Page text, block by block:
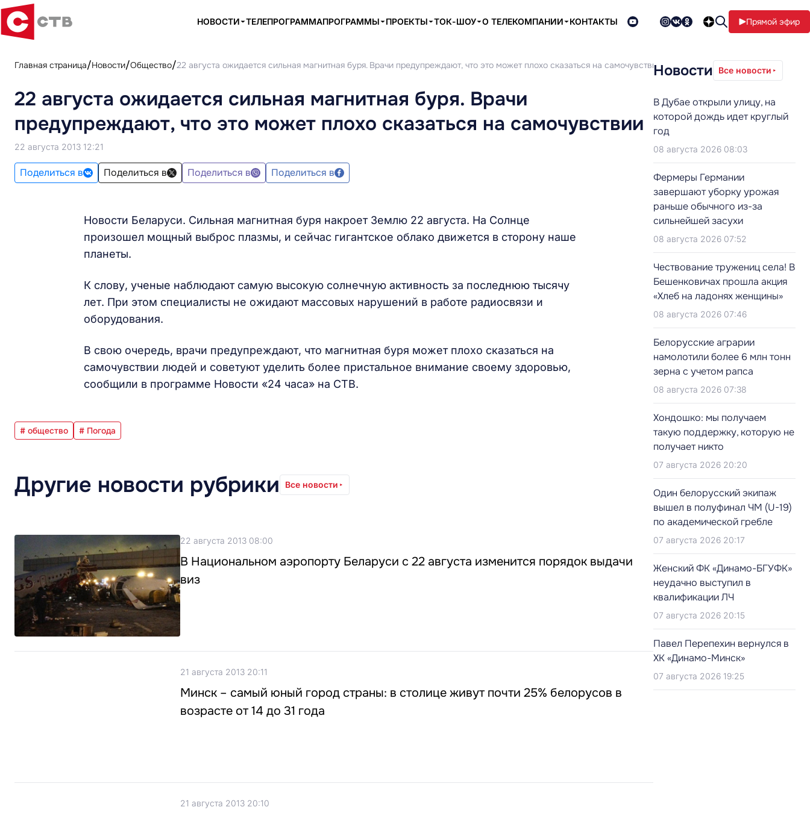
НОВОСТИ ТЕЛЕПРОГРАММАПРОГРАММЫ ПРОЕКТЫ ТОК-ШОУ О ТЕЛЕКОМПАНИИ КОНТАКТЫ Прямой эфир
Главная страница Новости Общество 22 августа ожидается сильная магнитная буря. Врачи предупреждают, что это может плохо сказаться на самочувствии
22 августа ожидается сильная магнитная буря. Врачи
предупреждают, что это может плохо сказаться на самочувствии
22 августа 2013 12:21
Поделиться в Поделиться в Поделиться в Поделиться в
Новости Беларуси. Сильная магнитная буря накроет Землю 22 августа. На Солнце
произошел мощный выброс плазмы, и сейчас гигантское облако движется в сторону наше
планеты.
К слову, ученые наблюдают самую высокую солнечную активность за последнюю тысячу
лет. При этом специалисты не ожидают массовых нарушений в работе радиосвязи и
оборудования.
В свою очередь, врачи предупреждают, что магнитная буря может плохо сказаться на
самочувствии людей и советуют уделить более пристальное внимание своему здоровью,
сообщили в программе Новости «24 часа» на СТВ.
# общество # Погода
Другие новости рубрики Все новости
22 августа 2013 08:00
В Национальном аэропорту Беларуси с 22 августа изменится порядок выдачи
виз
21 августа 2013 20:11
Минск – самый юный город страны: в столице живут почти 25% белорусов в
возрасте от 14 до 31 года
21 августа 2013 20:10
Новости Все новости
В Дубае открыли улицу, на
которой дождь идет круглый
год
08 августа 2026 08:03
Фермеры Германии
завершают уборку урожая
раньше обычного из-за
сильнейшей засухи
08 августа 2026 07:52
Чествование тружениц села! В
Бешенковичах прошла акция
«Хлеб на ладонях женщины»
08 августа 2026 07:46
Белорусские аграрии
намолотили более 6 млн тонн
зерна с учетом рапса
08 августа 2026 07:38
Хондошко: мы получаем
такую поддержку, которую не
получает никто
07 августа 2026 20:20
Один белорусский экипаж
вышел в полуфинал ЧМ (U-19)
по академической гребле
07 августа 2026 20:17
Женский ФК «Динамо-БГУФК»
неудачно выступил в
квалификации ЛЧ
07 августа 2026 20:15
Павел Перепехин вернулся в
ХК «Динамо-Минск»
07 августа 2026 19:25